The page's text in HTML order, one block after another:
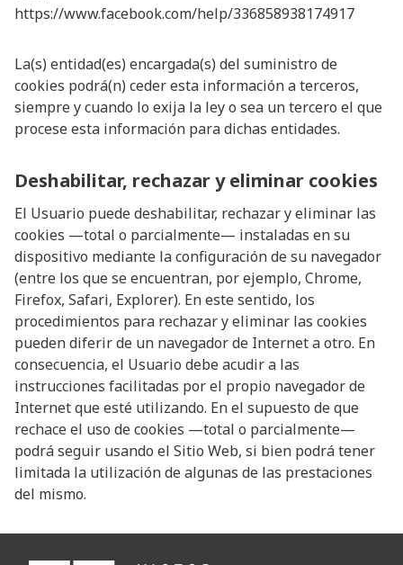
https://www.facebook.com/help/336858938174917
La(s) entidad(es) encargada(s) del suministro de
cookies podrá(n) ceder esta información a terceros,
siempre y cuando lo exija la ley o sea un tercero el que
procese esta información para dichas entidades.
Deshabilitar, rechazar y eliminar cookies
El Usuario puede deshabilitar, rechazar y eliminar las
cookies —total o parcialmente— instaladas en su
dispositivo mediante la configuración de su navegador
(entre los que se encuentran, por ejemplo, Chrome,
Firefox, Safari, Explorer). En este sentido, los
procedimientos para rechazar y eliminar las cookies
pueden diferir de un navegador de Internet a otro. En
consecuencia, el Usuario debe acudir a las
instrucciones facilitadas por el propio navegador de
Internet que esté utilizando. En el supuesto de que
rechace el uso de cookies —total o parcialmente—
podrá seguir usando el Sitio Web, si bien podrá tener
limitada la utilización de algunas de las prestaciones
del mismo.